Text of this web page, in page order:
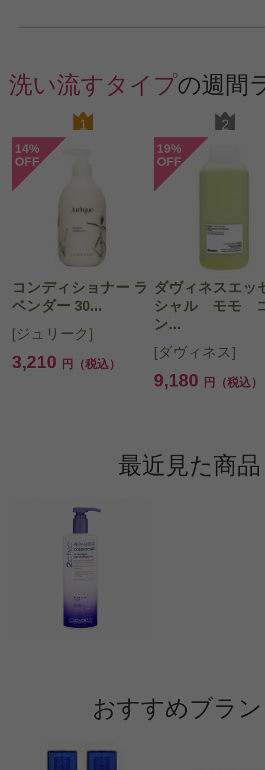
洗い流すタイプの週間
1
14%
OFF
コンディショナー ラ
ベンダー 30...
[ジュリーク]
3,210 円（税込）
2
19%
OFF
ダヴィネスエッ
シャル モモ
ン...
[ダヴィネス]
9,180 円（税込）
最近見た商品
おすすめブラ